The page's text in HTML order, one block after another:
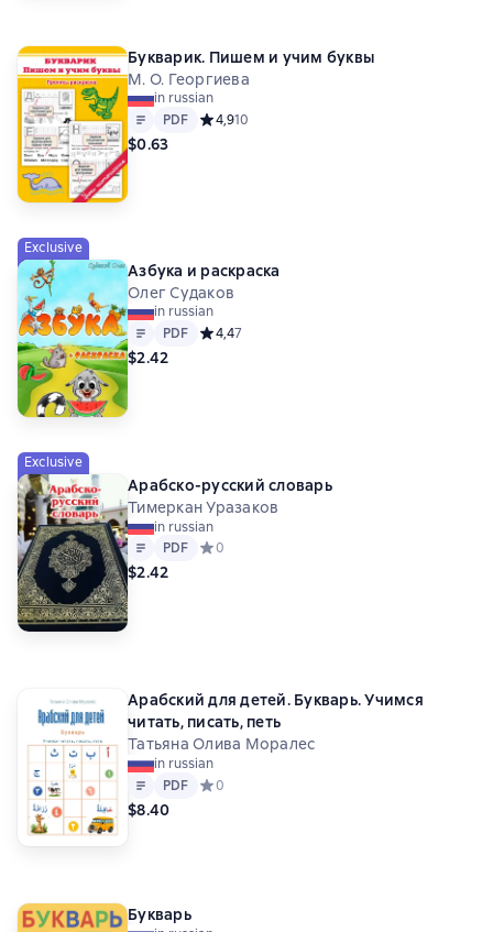
Букварик. Пишем и учим буквы
М. О. Георгиева
in russian
Text
PDF
PDF Средний рейтинг 4,9 на основе 10 оценок
4,910
$0.63
Exclusive
Азбука и раскраска
Олег Судаков
in russian
Text
PDF
PDF Средний рейтинг 4,4 на основе 7 оценок
4,47
$2.42
Exclusive
Арабско-русский словарь
Тимеркан Уразаков
in russian
Text
PDF
PDF Средний рейтинг 0 на основе 0 оценок
0
$2.42
Арабский для детей. Букварь. Учимся
читать, писать, петь
Татьяна Олива Моралес
in russian
Text
PDF
PDF Средний рейтинг 0 на основе 0 оценок
0
$8.40
Букварь